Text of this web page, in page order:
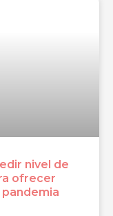
nivel de
ofrecer